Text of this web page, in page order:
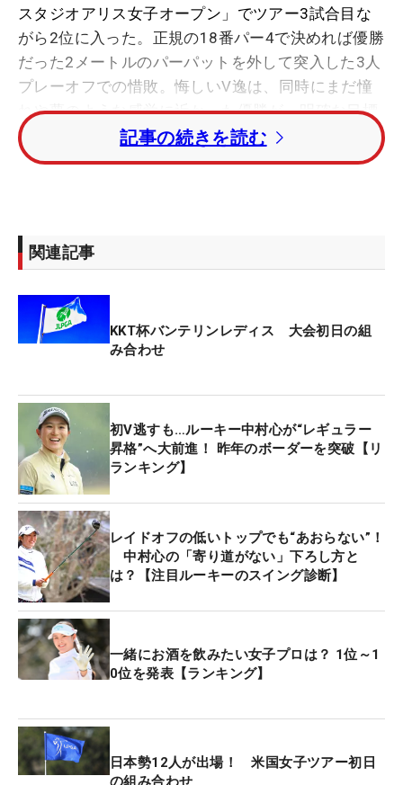
スタジオアリス女子オープン」でツアー3試合目な
がら2位に入った。正規の18番パー4で決めれば優勝
だった2メートルのパーパットを外して突入した3人
プレーオフでの惜敗。悔しいV逸は、同時にまだ憧
れや夢のような感覚に近かった優勝が、明確な目標
になった瞬間でもあった。
ので悔しい。優勝したいという気持ちはより一層、
強くなりました」
プロとして初めて出場した「Vポイント×SMBCレデ
ィス」は37位、続く「アクサレディス」は予選落ち
を喫した。「実力差を思い知りました。壁の高さも
いた。そんな弱気の虫を自ら抑え込んでの優勝争
い。「プレーオフも経験できたし、すごく勉強にな
った。気持ちは前向きになれました」。優勝にはあ
と一歩届かなかったが、この世界で戦っていく自信
という大きな武器を手にすることができた。
今大会はこれまでの3試合と同じく主催者推薦で出
場予定だったが、前週の3位タイ以内の資格による
出場に‟格上げ”。暫定リランキング5位に浮上した
19歳は女子ゴルフ大国・熊本でも爪あとをしっかり
残すつもりだ。「セカンド地点にバンカーや木があ
って、ピンポイントに狙っていかないといけない。
難しいコースだと思います」。初めて挑む熊本空港
CCだが、正確なショットがルーキーの生命線。狙い
を定めたピンポイントショットは望むところだ。
記事の続きを読む
関連記事
KKT杯バンテリンレディス 大会初日の組
み合わせ
初V逃すも…ルーキー中村心が“レギュラー
昇格”へ大前進！ 昨年のボーダーを突破【リ
ランキング】
レイドオフの低いトップでも“あおらない”！
中村心の「寄り道がない」下ろし方と
は？【注目ルーキーのスイング診断】
一緒にお酒を飲みたい女子プロは？ 1位～1
0位を発表【ランキング】
日本勢12人が出場！ 米国女子ツアー初日